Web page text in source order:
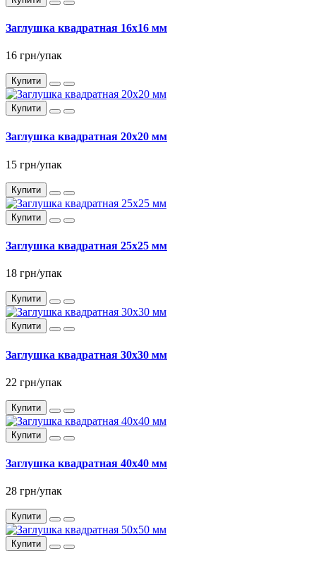
Заглушка квадратная 16x16 мм
16 грн/упак
Купити
Купити
Заглушка квадратная 20x20 мм
15 грн/упак
Купити
Купити
Заглушка квадратная 25x25 мм
18 грн/упак
Купити
Купити
Заглушка квадратная 30x30 мм
22 грн/упак
Купити
Купити
Заглушка квадратная 40x40 мм
28 грн/упак
Купити
Купити